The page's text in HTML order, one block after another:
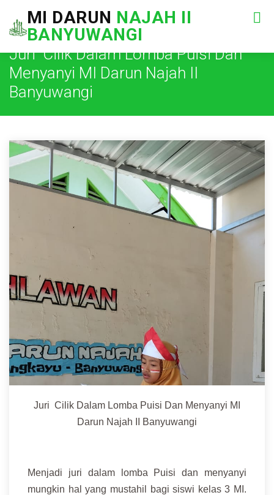
MI DARUN NAJAH II
BANYUWANGI
Juri Cilik Dalam Lomba Puisi Dan
Menyanyi MI Darun Najah II
Banyuwangi
Juri Cilik Dalam Lomba Puisi Dan Menyanyi MI
Darun Najah II Banyuwangi
Menjadi juri dalam lomba Puisi dan menyanyi
mungkin hal yang mustahil bagi siswi kelas 3 MI.